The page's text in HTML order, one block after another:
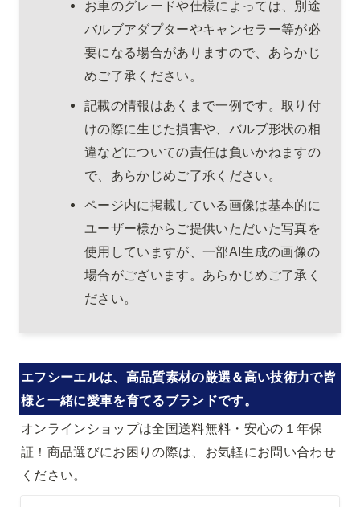
お車のグレードや仕様によっては、別途
バルブアダプターやキャンセラー等が必
要になる場合がありますので、あらかじ
めご了承ください。
記載の情報はあくまで一例です。取り付
けの際に生じた損害や、バルブ形状の相
違などについての責任は負いかねますの
で、あらかじめご了承ください。
ページ内に掲載している画像は基本的に
ユーザー様からご提供いただいた写真を
使用していますが、一部AI生成の画像の
場合がございます。あらかじめご了承く
ださい。
エフシーエルは、高品質素材の厳選＆高い技術力で皆
様と一緒に愛車を育てるブランドです。
オンラインショップは全国送料無料・安心の１年保
証！商品選びにお困りの際は、お気軽にお問い合わせ
ください。